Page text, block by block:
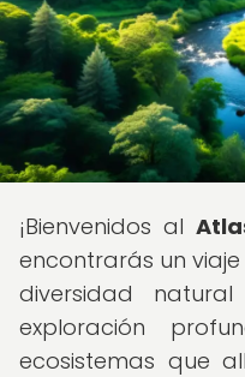
¡Bienvenidos al
encontrarás un
diversidad
exploración
ecosistemas que